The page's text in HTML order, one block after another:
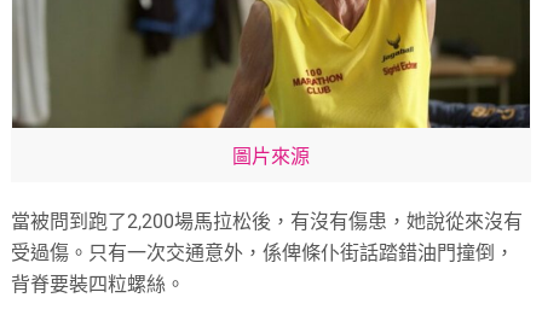
圖片來源
當被問到跑了2,200場馬拉松後，有沒有傷患，她說從來沒有
受過傷。只有一次交通意外，係俾條仆街話踏錯油門撞倒，
背脊要裝四粒螺絲。